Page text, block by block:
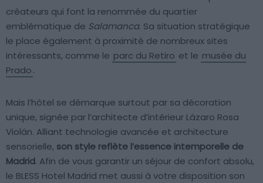
créateurs qui font la renommée du quartier
emblématique de Salamanca. Sa situation stratégique
le place également à proximité de nombreux sites
intéressants, comme le parc du Retiro et le musée du
Prado.
Mais l’hôtel se démarque surtout par sa décoration
unique, signée par l’architecte d’intérieur Lázaro Rosa
Violán. Alliant technologie avancée et architecture
sensorielle, son style reflète l’essence intemporelle de
Madrid. Afin de vous garantir un séjour de confort absolu,
le BLESS Hotel Madrid met aussi à votre disposition son